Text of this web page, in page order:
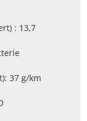
Energieverbrauch (gewichtet, kombiniert) : 13,7
37 g/km